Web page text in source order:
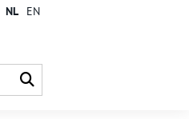
NL EN